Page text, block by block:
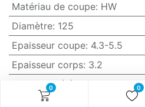
0 0
Matériau de coupe: HW
Diamètre: 125
Epaisseur coupe: 4.3-5.5
Epaisseur corps: 3.2
Nb. coupe (Z)
Denture: